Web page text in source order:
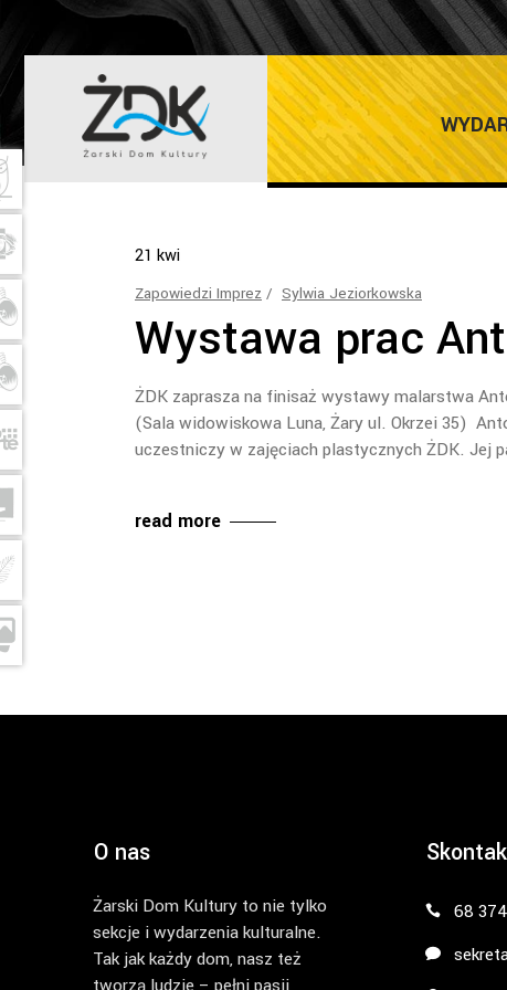
SYLWIA
21 kwi
Zapowiedzi Imprez Sylwia Jeziorkowska
Wystawa prac
ŻDK zaprasza na finisaż wystawy malarstwa
(Sala widowiskowa Luna, Żary ul. Okrzei 35)
uczestniczy w zajęciach plastycznych ŻDK. Jej
read more
O nas
Żarski Dom Kultury to nie tylko
sekcje i wydarzenia kulturalne.
Tak jak każdy dom, nasz też
68